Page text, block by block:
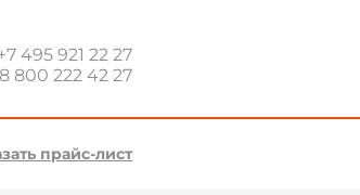
495 921 22 27
8 800 222 42 27
прайс-лист